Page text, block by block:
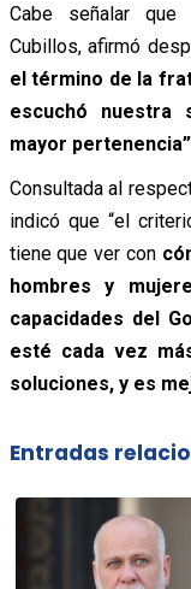
Cabe señalar que
Cubillos, afirmó
el término de la
escuchó nuestra
mayor
Consultada al
indicó que “el
tiene que ver con
hombres y
capacidades del
esté cada vez
soluciones, y es
Entradas